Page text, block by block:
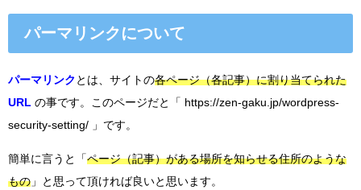
パーマリンクについて
パーマリンク とは、サイトの各ページ（各記事）に割り当てられた
URL の事です。このページだと「 https://zen-gaku.jp/wordpress-
security-setting/ 」です。
簡単に言うと「 ページ（記事）がある場所を知らせる住所のような
もの 」と思って頂ければ良いと思います。